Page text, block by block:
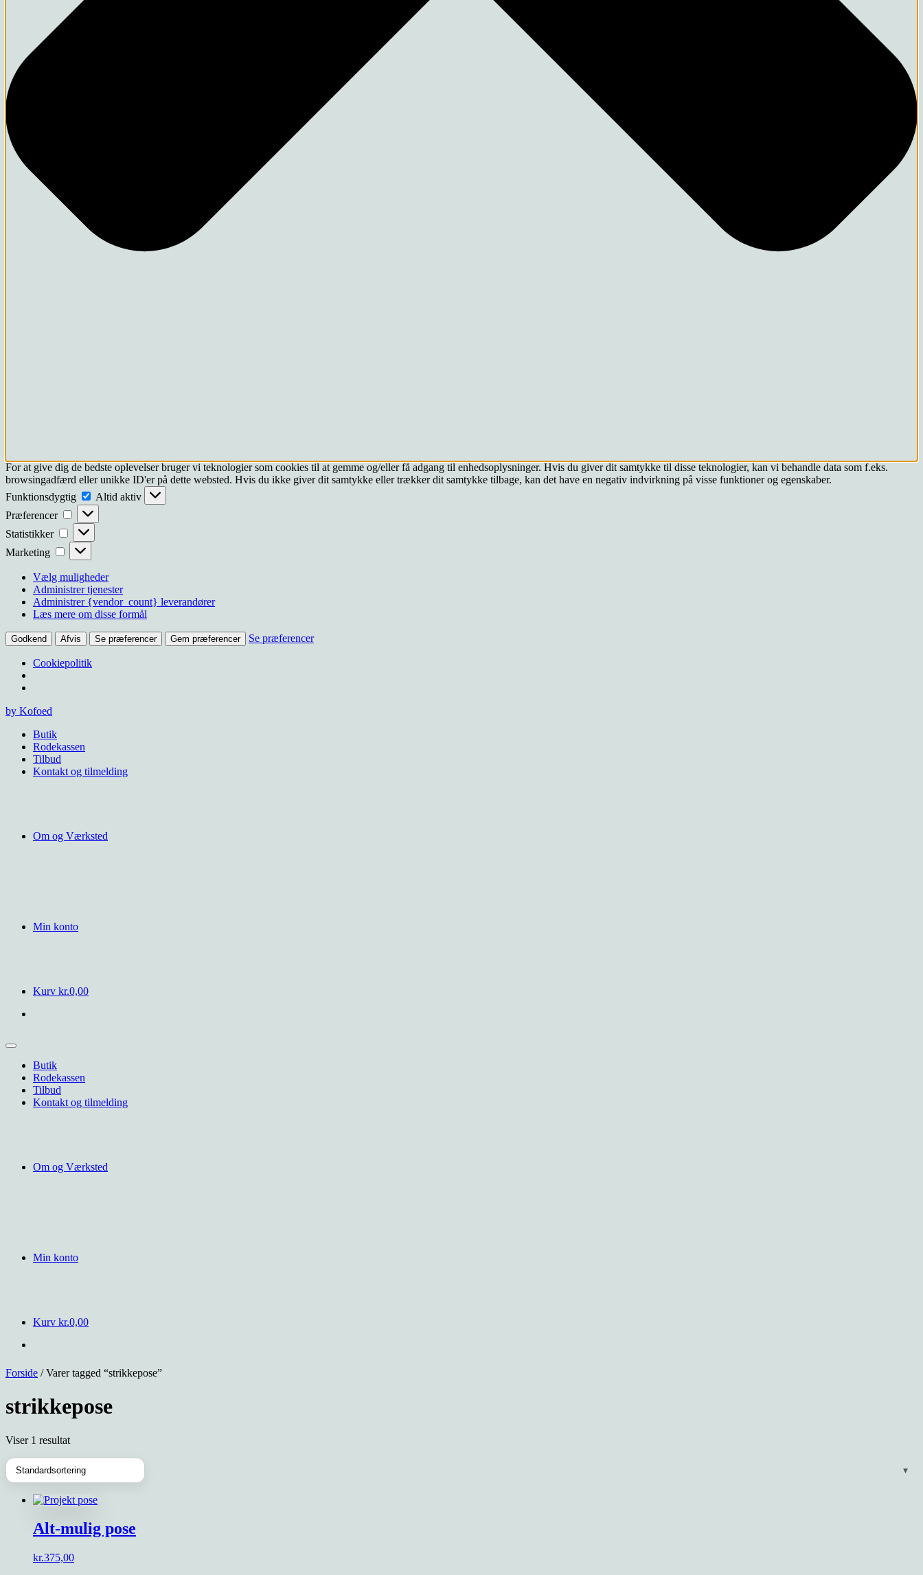
For at give dig de bedste oplevelser bruger vi teknologier som cookies til at gemme og/eller få adgang til enhedsoplysninger. Hvis du giver dit samtykke til disse teknologier, kan vi behandle data som f.eks.
browsingadfærd eller unikke ID'er på dette websted. Hvis du ikke giver dit samtykke eller trækker dit samtykke tilbage, kan det have en negativ indvirkning på visse funktioner og egenskaber.
Funktionsdygtig
Funktionsdygtig
Altid aktiv
Præferencer
Præferencer
Statistikker Statistikker
Marketing Marketing
Vælg muligheder
Administrer tjenester
Administrer {vendor_count} leverandører
Læs mere om disse formål
Godkend Afvis Se præferencer Gem præferencer Se præferencer
Cookiepolitik
Videre
indhold
by Kofoed
Butik
Rodekassen
Tilbud
Kontakt og tilmelding
Om og Værksted
Min konto
Kurv kr.0,00
Butik
Rodekassen
Tilbud
Kontakt og tilmelding
Om og Værksted
Min konto
Kurv kr.0,00
Forside / Varer tagged “strikkepose”
strikkepose
Viser 1 resultat
Alt-mulig pose
kr.375,00